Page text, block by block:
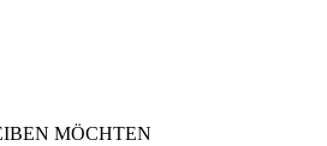
MÖCHTEN